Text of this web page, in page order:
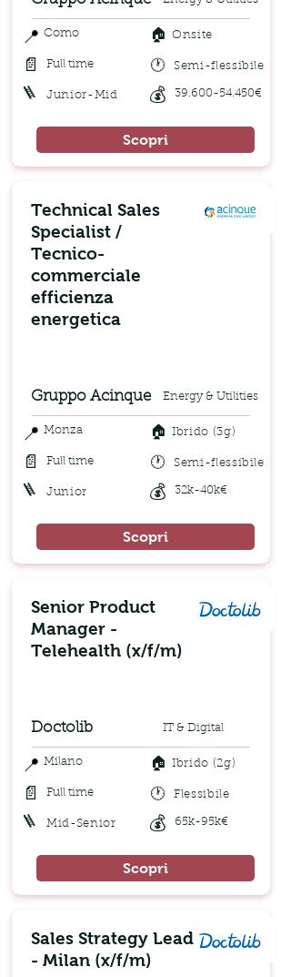
📍 Como 🏠
📄
Onsite
Full time 🕐 Semi-flessibile
🪜 💰
Junior-Mid 39.600-54.450€
Scopri
Technical Sales
Specialist /
Tecnico-
commerciale
efficienza
energetica
Gruppo Acinque Energy & Utilities
📍 Monza 🏠
📄
Ibrido (3g)
Full time 🕐 Semi-flessibile
🪜 💰
Junior 32k-40k€
Scopri
Senior Product
Manager -
Telehealth (x/f/m)
Doctolib IT & Digital
📍 Milano 🏠
📄
Ibrido (2g)
Full time 🕐 Flessibile
🪜 💰
Mid-Senior 65k-95k€
Scopri
Sales Strategy Lead
- Milan (x/f/m)